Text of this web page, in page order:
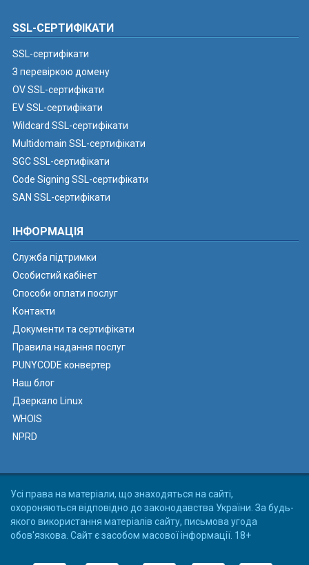
SSL-СЕРТИФІКАТИ
SSL-сертифікати
З перевіркою домену
OV SSL-сертифікати
EV SSL-сертифікати
Wildcard SSL-сертифікати
Multidomain SSL-сертифікати
SGC SSL-сертифікати
Code Signing SSL-сертифікати
SAN SSL-сертифікати
ІНФОРМАЦІЯ
Служба підтримки
Особистий кабінет
Способи оплати послуг
Контакти
Документи та сертифікати
Правила надання послуг
PUNYCODE конвертер
Наш блог
Дзеркало Linux
WHOIS
NPRD
Усі права на матеріали, що знаходяться на сайті,
охороняються відповідно до законодавства України. За будь-
якого використання матеріалів сайту, письмова угода
обов'язкова. Сайт є засобом масової інформації. 18+